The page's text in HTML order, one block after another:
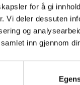
for å gi
Vi deler dessuten
og
inn gjennom